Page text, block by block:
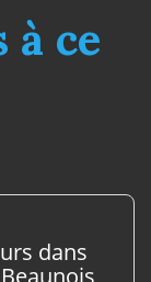
à ce
dans